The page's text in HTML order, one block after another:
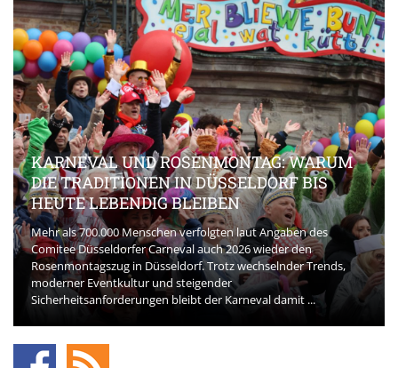
KARNEVAL UND ROSENMONTAG: WARUM
DIE TRADITIONEN IN DÜSSELDORF BIS
HEUTE LEBENDIG BLEIBEN
Mehr als 700.000 Menschen verfolgten laut Angaben des
Comitee Düsseldorfer Carneval auch 2026 wieder den
Rosenmontagszug in Düsseldorf. Trotz wechselnder Trends,
moderner Eventkultur und steigender
Sicherheitsanforderungen bleibt der Karneval damit ...